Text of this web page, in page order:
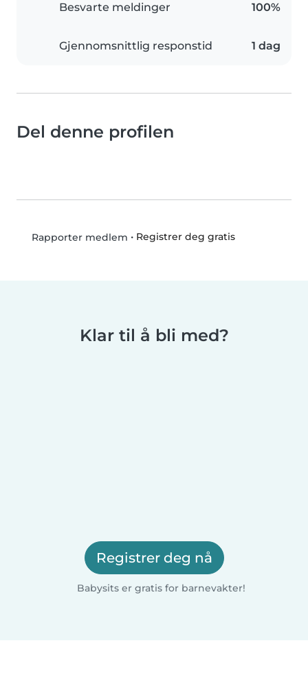
Besvarte meldinger 100%
Gjennomsnittlig responstid 1 dag
Del denne profilen
Rapporter medlem • Registrer deg gratis
Klar til å bli med?
Registrer deg nå
Babysits er gratis for barnevakter!